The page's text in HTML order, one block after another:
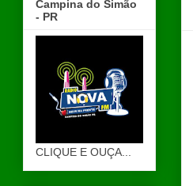
Campina do Simão
- PR
CLIQUE E OUÇA...